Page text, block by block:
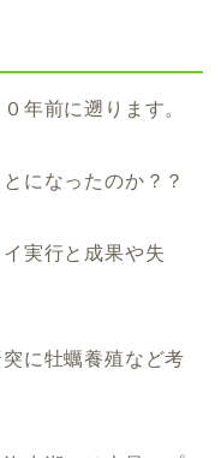
年前に遡ります。
になったのか？？
実行と成果や失
に牡蠣養殖など考